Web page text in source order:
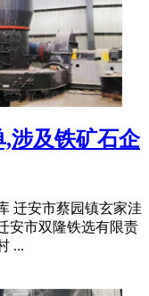
涉及铁矿石企
迁安市蔡园镇玄家洼
安市双隆铁选有限责
...